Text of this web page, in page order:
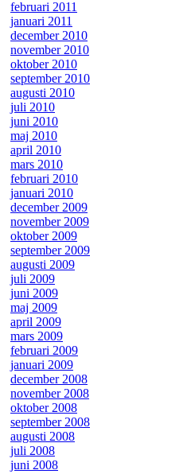
februari 2011
januari 2011
december 2010
november 2010
oktober 2010
september 2010
augusti 2010
juli 2010
juni 2010
maj 2010
april 2010
mars 2010
februari 2010
januari 2010
december 2009
november 2009
oktober 2009
september 2009
augusti 2009
juli 2009
juni 2009
maj 2009
april 2009
mars 2009
februari 2009
januari 2009
december 2008
november 2008
oktober 2008
september 2008
augusti 2008
juli 2008
juni 2008